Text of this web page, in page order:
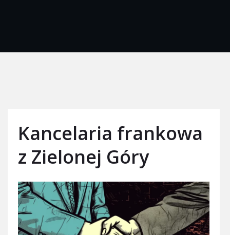
Kancelaria frankowa
z Zielonej Góry